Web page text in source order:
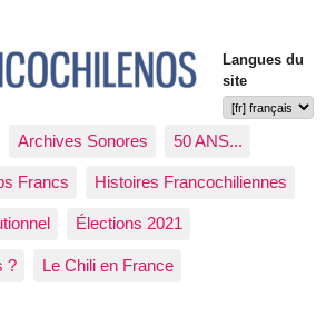
Langues du
site
Archives Sonores 50 ANS...
Francs Histoires Francochiliennes
Élections 2021
? Le Chili en France